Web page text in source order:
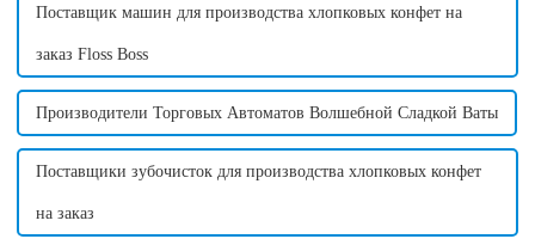
Поставщик машин для производства хлопковых конфет на
заказ Floss Boss
Производители Торговых Автоматов Волшебной Сладкой Ваты
Поставщики зубочисток для производства хлопковых конфет
на заказ